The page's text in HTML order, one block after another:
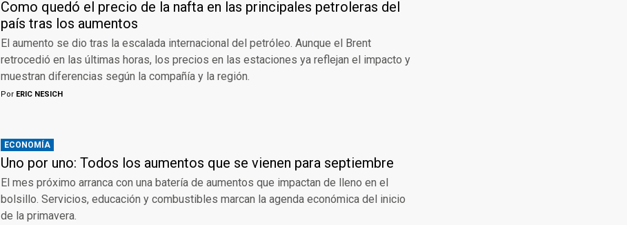
Como quedó el precio de la nafta en las principales petroleras del
país tras los aumentos
El aumento se dio tras la escalada internacional del petróleo. Aunque el Brent
retrocedió en las últimas horas, los precios en las estaciones ya reflejan el impacto y
muestran diferencias según la compañía y la región.
Por ERIC NESICH
ECONOMÍA
Uno por uno: Todos los aumentos que se vienen para septiembre
El mes próximo arranca con una batería de aumentos que impactan de lleno en el
bolsillo. Servicios, educación y combustibles marcan la agenda económica del inicio
de la primavera.